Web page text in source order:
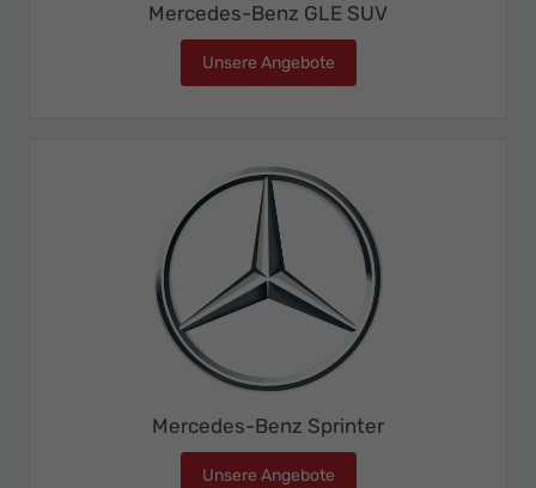
Mercedes-Benz GLE SUV
Unsere Angebote
Mercedes-Benz Sprinter
Unsere Angebote